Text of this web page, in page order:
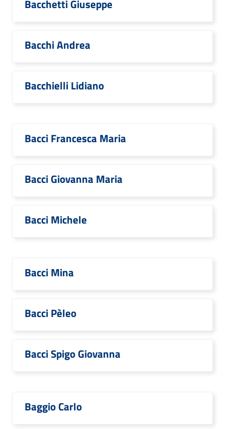
Bacchetti Giuseppe
Bacchi Andrea
Bacchielli Lidiano
Bacci Francesca Maria
Bacci Giovanna Maria
Bacci Michele
Bacci Mina
Bacci Pèleo
Bacci Spigo Giovanna
Baggio Carlo